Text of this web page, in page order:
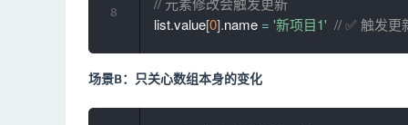
list.value[0].name = '新项目1' // ✅ 触发更
8
场景B：只关心数组本身的变化